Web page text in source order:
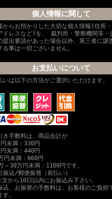
個人情報に関して
からお預かりした大切な個人情報(住所
ドレスなど)を、 裁判所・警察機関等・
提出要請があった場合以外、第三者に譲
る事は一切ございません。
お支払いについて
いは以下の方法がご選択いただけます。
き手数料は、商品合計が
未満：330円
未満：440円
円未満：660円
30万円未満：1100円です。
振込/郵便振替（前払い）
から10日以内にお振込み下さい。
、お振替の手数料は、お客様のご負担
。